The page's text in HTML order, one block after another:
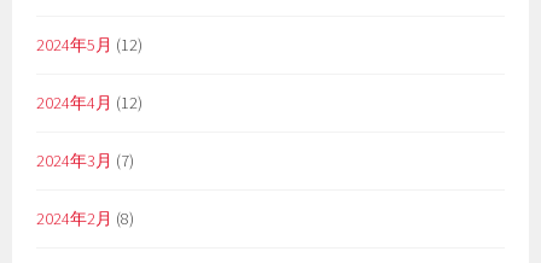
2024年5月 (12)
2024年4月 (12)
2024年3月 (7)
2024年2月 (8)